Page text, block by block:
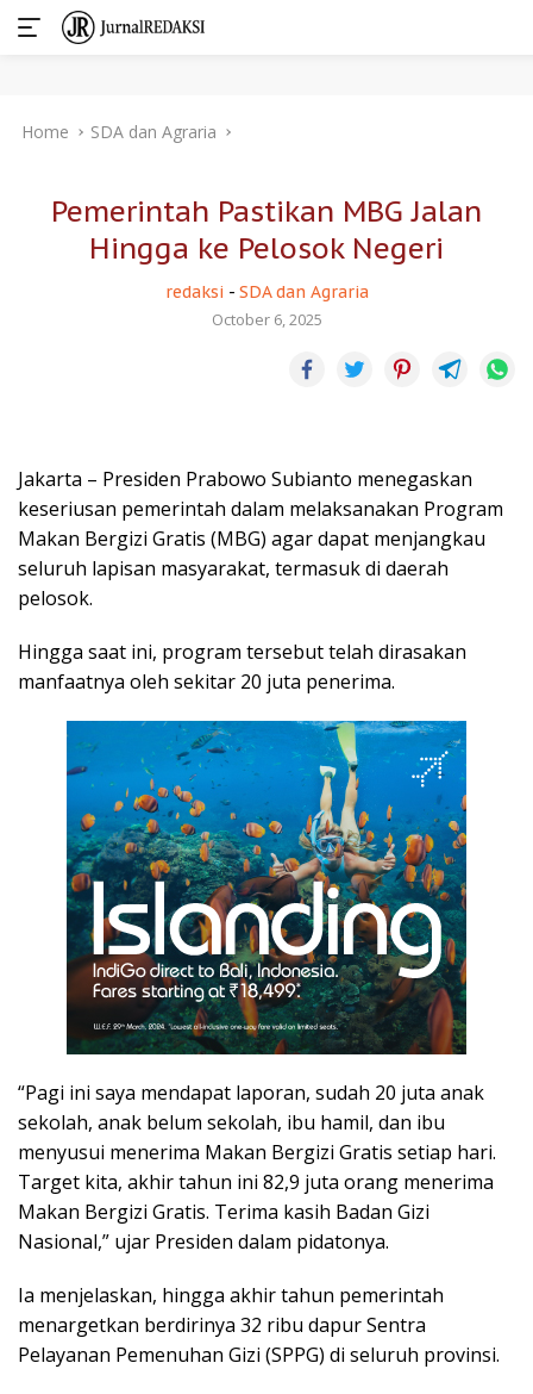
Home SDA dan Agraria
Pemerintah Pastikan MBG Jalan
Hingga ke Pelosok Negeri
redaksi - SDA dan Agraria
October 6, 2025
Jakarta – Presiden Prabowo Subianto menegaskan
keseriusan pemerintah dalam melaksanakan Program
Makan Bergizi Gratis (MBG) agar dapat menjangkau
seluruh lapisan masyarakat, termasuk di daerah
pelosok.
Hingga saat ini, program tersebut telah dirasakan
manfaatnya oleh sekitar 20 juta penerima.
“Pagi ini saya mendapat laporan, sudah 20 juta anak
sekolah, anak belum sekolah, ibu hamil, dan ibu
menyusui menerima Makan Bergizi Gratis setiap hari.
Target kita, akhir tahun ini 82,9 juta orang menerima
Makan Bergizi Gratis. Terima kasih Badan Gizi
Nasional,” ujar Presiden dalam pidatonya.
Ia menjelaskan, hingga akhir tahun pemerintah
menargetkan berdirinya 32 ribu dapur Sentra
Pelayanan Pemenuhan Gizi (SPPG) di seluruh provinsi.